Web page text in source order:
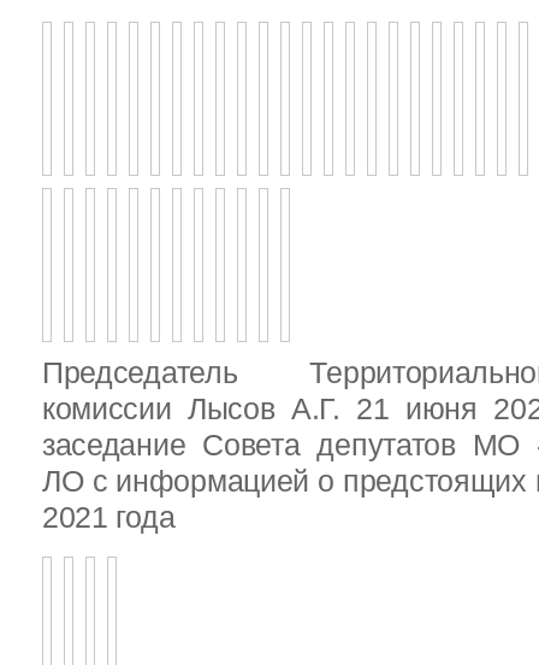
Председатель
комиссии Лысов А.Г. 21 июня
заседание Совета депутатов МО
ЛО с информацией о предстоящих
2021 года